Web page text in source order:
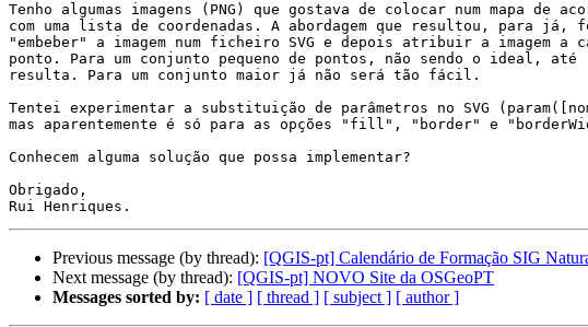
Tenho algumas imagens (PNG) que gostava de colocar num mapa de
com uma lista de coordenadas. A abordagem que resultou, para já,
"embeber" a imagem num ficheiro SVG e depois atribuir a imagem a
ponto. Para um conjunto pequeno de pontos, não sendo o ideal, até
resulta. Para um conjunto maior já não será tão fácil.
Tentei experimentar a substituição de parâmetros no SVG
mas aparentemente é só para as opções "fill", "border" e
Conhecem alguma solução que possa implementar?
Obrigado,
Previous message (by thread): [QGIS-pt] Calendário de Formação SIG
Next message (by thread): [QGIS-pt] NOVO Site da OSGeoPT
Messages sorted by: [ date ] [ thread ] [ subject ] [ author ]